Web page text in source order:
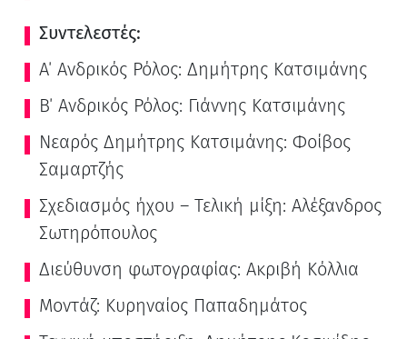
Συντελεστές:
Α΄ Ανδρικός Ρόλος: Δημήτρης Κατσιμάνης
Β΄ Ανδρικός Ρόλος: Γιάννης Κατσιμάνης
Νεαρός Δημήτρης Κατσιμάνης: Φοίβος
Σαμαρτζής
Σχεδιασμός ήχου – Τελική μίξη: Αλέξανδρος
Σωτηρόπουλος
Διεύθυνση φωτογραφίας: Ακριβή Κόλλια
Μοντάζ: Κυρηναίος Παπαδημάτος